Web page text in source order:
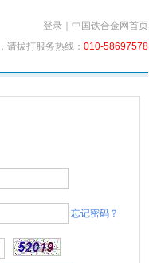
登录
中国铁合金网首页
请拔打服务热线： 010-58697578
忘记密码？